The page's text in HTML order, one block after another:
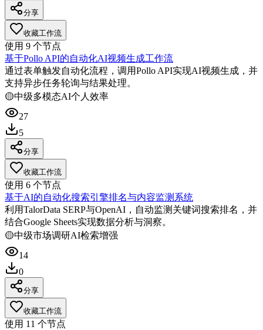
分享
收藏工作流
使用 9 个节点
基于Pollo API的自动化AI视频生成工作流
通过表单触发自动化流程，调用Pollo API实现AI视频生成，并
支持异步任务轮询与结果处理。
🟡中级多模态AI个人效率
27
5
分享
收藏工作流
使用 6 个节点
基于AI的自动化搜索引擎排名与内容监测系统
利用TalorData SERP与OpenAI，自动监测关键词搜索排名，并
结合Google Sheets实现数据分析与洞察。
🟡中级市场调研AI检索增强
14
0
分享
收藏工作流
使用 11 个节点